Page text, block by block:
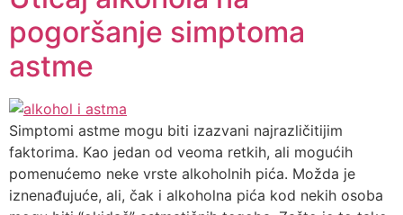
pogoršanje simptoma
astme
Simptomi astme mogu biti izazvani najrazličitijim
faktorima. Kao jedan od veoma retkih, ali mogućih
pomenućemo neke vrste alkoholnih pića. Možda je
iznenađujuće, ali, čak i alkoholna pića kod nekih osoba